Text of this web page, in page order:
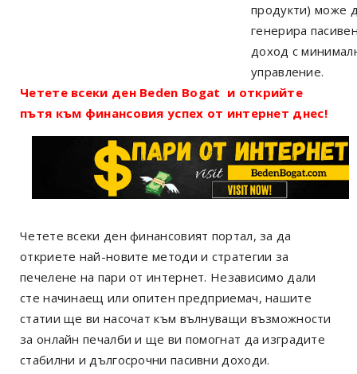
продукти) може
генерира
доход с
управление.
Четете всеки ден Beden Bogat и открийте
пътя към финансовия успех от интернет днес!
Четете всеки ден финансовият портал, за да
откриете най-новите методи и стратегии за
печелене на пари от интернет. Независимо дали
сте начинаещ или опитен предприемач, нашите
статии ще ви насочат към вълнуващи възможности
за онлайн печалби и ще ви помогнат да изградите
стабилни и дългосрочни пасивни доходи.